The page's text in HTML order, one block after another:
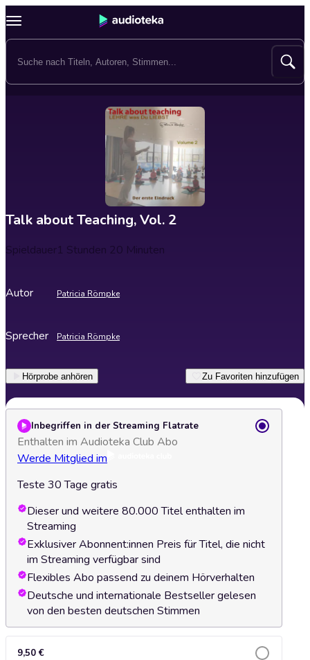
Talk about Teaching, Vol. 2
Spieldauer1 Stunden 20 Minuten
Autor Patricia Römpke
Sprecher Patricia Römpke
Hörprobe anhören Zu Favoriten hinzufügen
Inbegriffen in der Streaming Flatrate
Enthalten im Audioteka Club Abo
Werde Mitglied im
Teste 30 Tage gratis
Dieser und weitere 80.000 Titel enthalten im
Streaming
Exklusiver Abonnent:innen Preis für Titel, die nicht
im Streaming verfügbar sind
Flexibles Abo passend zu deinem Hörverhalten
Deutsche und internationale Bestseller gelesen
von den besten deutschen Stimmen
9,50 €